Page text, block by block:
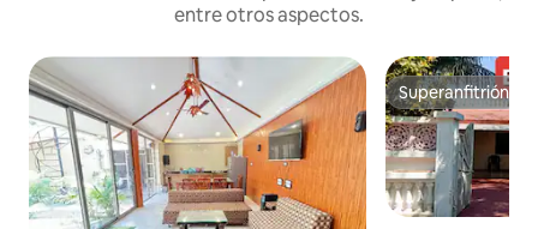
entre otros aspectos.
Superanfitrión
Superanfitrión